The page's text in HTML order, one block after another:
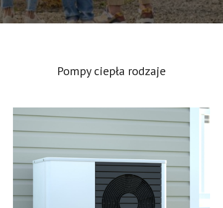
Pompy ciepła rodzaje